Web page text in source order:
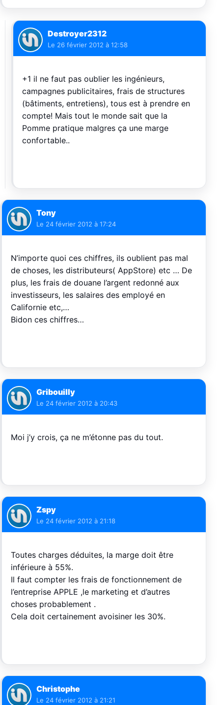
Destroyer2312
Le 26 février 2012 à 12:58
+1 il ne faut pas oublier les ingénieurs,
campagnes publicitaires, frais de structures
(bâtiments, entretiens), tous est à prendre en
compte! Mais tout le monde sait que la
Pomme pratique malgres ça une marge
confortable..
Tony
Le 24 février 2012 à 17:24
N’importe quoi ces chiffres, ils oublient pas mal
de choses, les distributeurs( AppStore) etc … De
plus, les frais de douane l’argent redonné aux
investisseurs, les salaires des employé en
Californie etc,…
Bidon ces chiffres…
Gribouilly
Le 24 février 2012 à 20:43
Moi j’y crois, ça ne m’étonne pas du tout.
Zspy
Le 24 février 2012 à 21:18
Toutes charges déduites, la marge doit être
inférieure à 55%.
Il faut compter les frais de fonctionnement de
l’entreprise APPLE ,le marketing et d’autres
choses probablement .
Cela doit certainement avoisiner les 30%.
Christophe
Le 24 février 2012 à 21:21